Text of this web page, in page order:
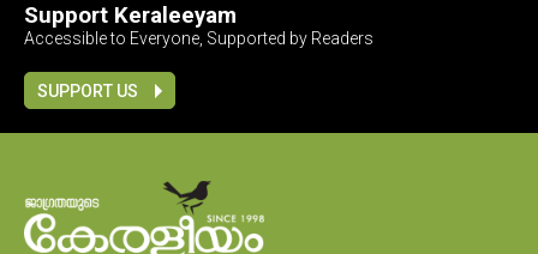
Support Keraleeyam
Accessible to Everyone, Supported by Readers
SUPPORT US